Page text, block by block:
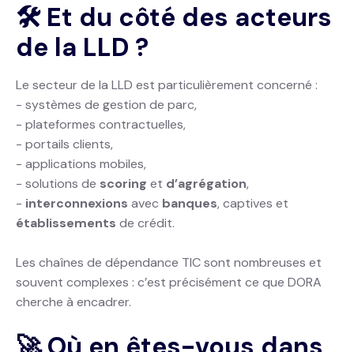
🛠️ Et du côté des acteurs
de la LLD ?
Le secteur de la LLD est particulièrement concerné :
- systèmes de gestion de parc,
- plateformes contractuelles,
- portails clients,
- applications mobiles,
- solutions de scoring et d’agrégation,
- interconnexions avec banques, captives et
établissements de crédit.
Les chaînes de dépendance TIC sont nombreuses et
souvent complexes : c’est précisément ce que DORA
cherche à encadrer.